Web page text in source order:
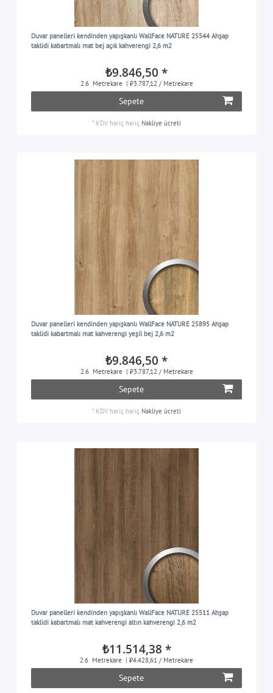
Duvar panelleri kendinden yapışkanlı WallFace NATURE 25544 Ahşap
taklidi kabartmalı mat bej açık kahverengi 2,6 m2
₺9.846,50 *
2.6 Metrekare | ₺3.787,12 / Metrekare
Sepete
* KDV hariç hariç Nakliye ücreti
Duvar panelleri kendinden yapışkanlı WallFace NATURE 25895 Ahşap
taklidi kabartmalı mat kahverengi yeşil bej 2,6 m2
₺9.846,50 *
2.6 Metrekare | ₺3.787,12 / Metrekare
Sepete
* KDV hariç hariç Nakliye ücreti
Duvar panelleri kendinden yapışkanlı WallFace NATURE 25511 Ahşap
taklidi kabartmalı mat kahverengi altın kahverengi 2,6 m2
₺11.514,38 *
2.6 Metrekare | ₺4.428,61 / Metrekare
Sepete